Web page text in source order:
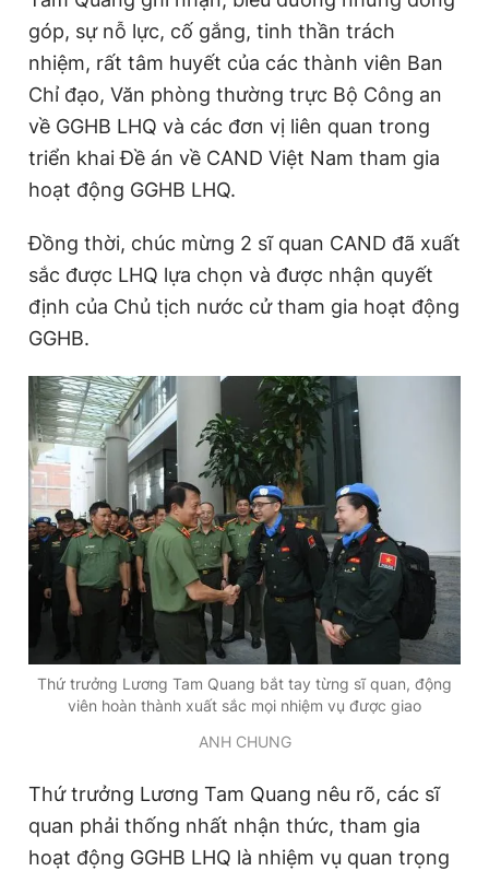
góp, sự nỗ lực, cố gắng, tinh thần trách
nhiệm, rất tâm huyết của các thành viên Ban
Chỉ đạo, Văn phòng thường trực Bộ Công an
về GGHB LHQ và các đơn vị liên quan trong
triển khai Đề án về CAND Việt Nam tham gia
hoạt động GGHB LHQ.
Đồng thời, chúc mừng 2 sĩ quan CAND đã xuất
sắc được LHQ lựa chọn và được nhận quyết
định của Chủ tịch nước cử tham gia hoạt động
GGHB.
Thứ trưởng Lương Tam Quang bắt tay từng sĩ quan, động
viên hoàn thành xuất sắc mọi nhiệm vụ được giao
ANH CHUNG
Thứ trưởng Lương Tam Quang nêu rõ, các sĩ
quan phải thống nhất nhận thức, tham gia
hoạt động GGHB LHQ là nhiệm vụ quan trọng